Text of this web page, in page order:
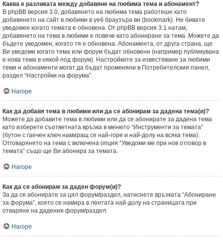
Каква е разликата между добавяне на любима тема и абонамент?
В phpBB версия 3.0, добавянето на любима тема работеше като
добавянето на сайт в любими в уеб браузъра ви (bookmark). Не бивате
уведомен когато темата е обновена. От phpBB версия 3.1 натам,
добавянето на тема в любими е повече като абониране за тема. Можете да
бъдете уведомен, когато тя е обновена. Абонамента, от друга страна, ще
Ви уведоми когато тема или форум бъдат обновени (например публикувана
е нова тема в някой под форум). Настройките за известяване за любими
теми и абонаменти могат да бъдат променяни в Потребителския панел,
раздел “Настройки на форума”.
Нагоре
Как да добавя тема в любими или да се абонирам за дадена тема(и)?
Можете да добавите тема в любими или да се абонирате за дадена тема
като изберете съответната връзка в менюто “Инструменти за темата”
(бутон с гаечен ключ намиращ се най-горе и най-долу на всяка тема).
Отговарянето на тема с включена опция “Уведоми ме при нов отговор в
темата” също ще Ви абонира за темата.
Нагоре
Как да се абонирам за даден форум(и)?
За да се абонирате за цял форум/раздел, натиснете връзката “Абониране
за форума”, която се намира в лентата най-долу на страницата при
отваряне на дадения форум/раздел.
Нагоре